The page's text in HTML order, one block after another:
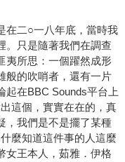
在二○一八年底，當時我
。只是隨著我們在調查
夷所思：一個躍然成形
般的吹哨者，還有一片
起在BBC Sounds平台上
這個，實實在在的，真
，我們是不是擺了某種
麼知道這件事的人這麼
女王本人，茹雅．伊格